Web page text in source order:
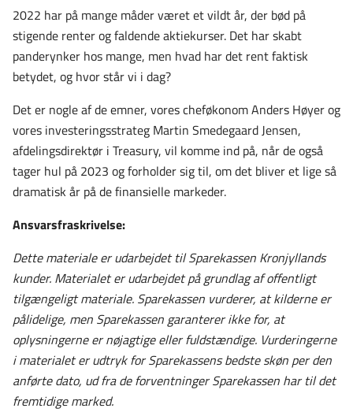
2022 har på mange måder været et vildt år, der bød på
stigende renter og faldende aktiekurser. Det har skabt
panderynker hos mange, men hvad har det rent faktisk
betydet, og hvor står vi i dag?
Det er nogle af de emner, vores cheføkonom Anders Høyer og
vores investeringsstrateg Martin Smedegaard Jensen,
afdelingsdirektør i Treasury, vil komme ind på, når de også
tager hul på 2023 og forholder sig til, om det bliver et lige så
dramatisk år på de finansielle markeder.
Ansvarsfraskrivelse:
Dette materiale er udarbejdet til Sparekassen Kronjyllands
kunder. Materialet er udarbejdet på grundlag af offentligt
tilgængeligt materiale. Sparekassen vurderer, at kilderne er
pålidelige, men Sparekassen garanterer ikke for, at
oplysningerne er nøjagtige eller fuldstændige. Vurderingerne
i materialet er udtryk for Sparekassens bedste skøn per den
anførte dato, ud fra de forventninger Sparekassen har til det
fremtidige marked.